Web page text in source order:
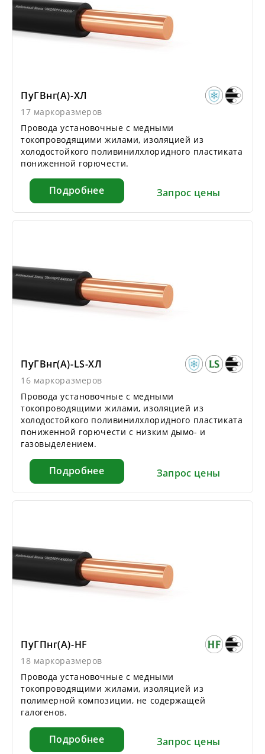
ПуГВнг(А)-ХЛ
17 маркоразмеров
Провода установочные с медными
токопроводящими жилами, изоляцией из
холодостойкого поливинилхлоридного пластиката
пониженной горючести.
Подробнее Запрос цены
ПуГВнг(А)-LS-ХЛ
16 маркоразмеров
Провода установочные с медными
токопроводящими жилами, изоляцией из
холодостойкого поливинилхлоридного пластиката
пониженной горючести с низким дымо- и
газовыделением.
Подробнее Запрос цены
ПуГПнг(А)-HF
18 маркоразмеров
Провода установочные с медными
токопроводящими жилами, изоляцией из
полимерной композиции, не содержащей
галогенов.
Подробнее Запрос цены